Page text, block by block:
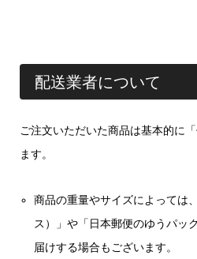
配送業者について
ご注文いただいた商品は基本的に
ます。
商品の重量やサイズによっては
ス）」や「日本郵便のゆうパッ
届けする場合もございます。